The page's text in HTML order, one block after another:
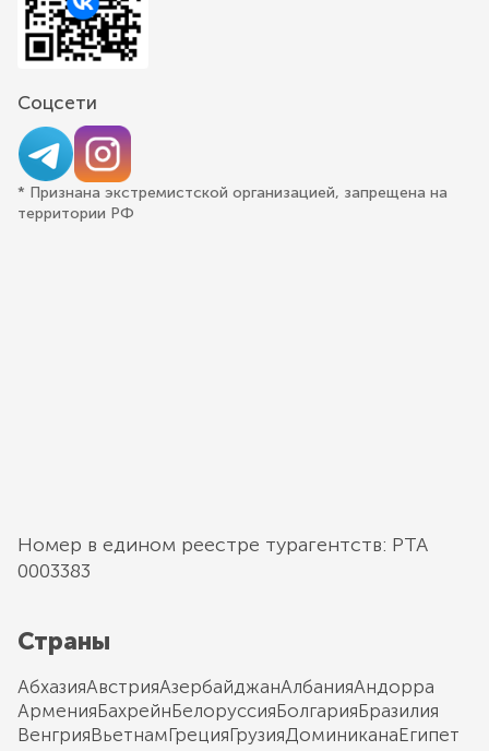
Соцсети
* Признана экстремистской организацией, запрещена на
территории РФ
Номер в едином реестре турагентств: РТА
0003383
Страны
АбхазияАвстрияАзербайджанАлбанияАндорра
АрменияБахрейнБелоруссияБолгарияБразилия
ВенгрияВьетнамГрецияГрузияДоминиканаЕгипет